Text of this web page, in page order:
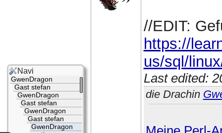
//EDIT:
https://
us/sql/
Last edited:
die Drachin
Navi
GwenDragon
Gast stefan
GwenDragon
Gast stefan
GwenDragon
Gast stefan
GwenDragon